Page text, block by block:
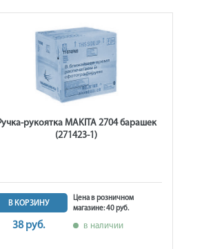
рукоятка MAKITA 2704 барашек
(271423-1)
В КОРЗИНУ
38 руб.
Цена в розничном
магазине: 40 руб.
в наличии